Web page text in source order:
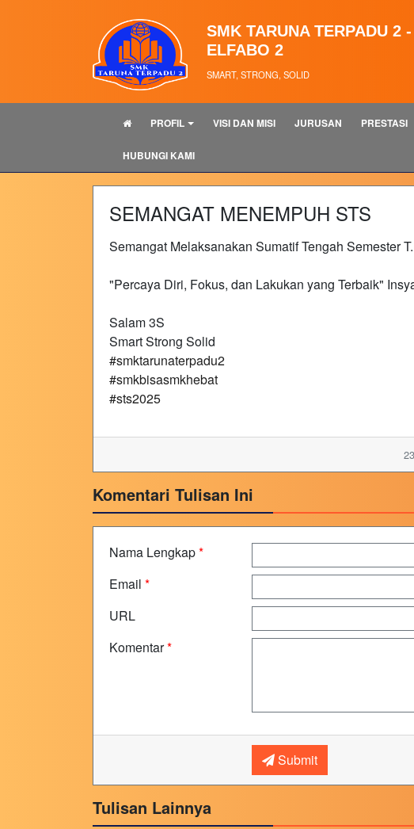
SMK TARUNA TERPADU 2 -
ELFABO 2
SMART, STRONG, SOLID
PROFIL VISI DAN MISI JURUSAN PRESTASI
HUBUNGI KAMI
SEMANGAT MENEMPUH STS
Semangat Melaksanakan Sumatif Tengah Semester
"Percaya Diri, Fokus, dan Lakukan yang Terbaik"
Salam 3S
Smart Strong Solid
#smktarunaterpadu2
#smkbisasmkhebat
#sts2025
Komentari Tulisan Ini
Nama Lengkap*
Email *
URL
Komentar*
Submit
Tulisan Lainnya